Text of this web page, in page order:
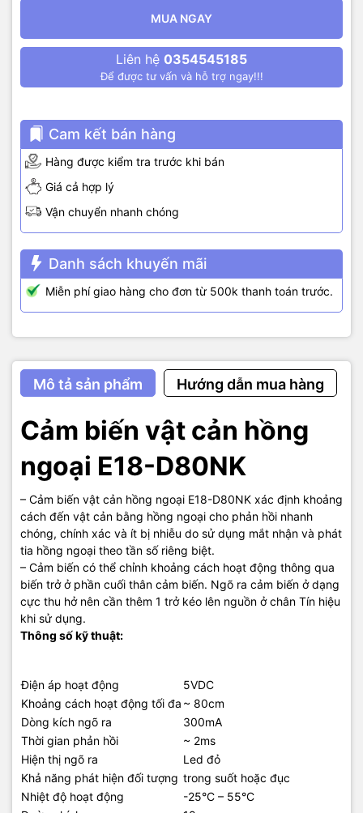
MUA NGAY
Liên hệ 0354545185
Để được tư vấn và hỗ trợ ngay!!!
Cam kết bán hàng
Hàng được kiểm tra trước khi bán
Giá cả hợp lý
Vận chuyển nhanh chóng
Danh sách khuyến mãi
Miễn phí giao hàng cho đơn từ 500k thanh toán trước.
Mô tả sản phẩm Hướng dẫn mua hàng
Cảm biến vật cản hồng
ngoại E18-D80NK
– Cảm biến vật cản hồng ngoại E18-D80NK xác định khoảng
cách đến vật cản bằng hồng ngoại cho phản hồi nhanh
chóng, chính xác và ít bị nhiễu do sử dụng mắt nhận và phát
tia hồng ngoại theo tần số riêng biệt.
– Cảm biến có thể chỉnh khoảng cách hoạt động thông qua
biến trở ở phần cuối thân cảm biến. Ngõ ra cảm biến ở dạng
cực thu hở nên cần thêm 1 trở kéo lên nguồn ở chân Tín hiệu
khi sử dụng.
Thông số kỹ thuật:
Điện áp hoạt động
5VDC
Khoảng cách hoạt động tối đa ~ 80cm
Dòng kích ngõ ra
300mA
Thời gian phản hồi
~ 2ms
Hiện thị ngõ ra
Led đỏ
Khả năng phát hiện đối tượng trong suốt hoặc đục
Nhiệt độ hoạt động
-25°C – 55°C